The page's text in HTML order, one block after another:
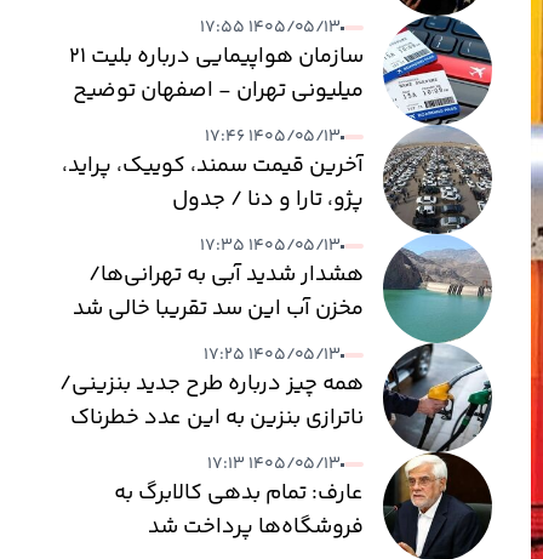
۱۴۰۵/۰۵/۱۳ ۱۷:۵۵
سازمان هواپیمایی درباره بلیت ۲۱
میلیونی تهران - اصفهان توضیح
داد۱۴۰۵/۰۵/۱۳ ۱۷:۴۶
آخرین قیمت سمند، کوییک، پراید،
پژو، تارا و دنا / جدول
۱۴۰۵/۰۵/۱۳ ۱۷:۳۵
هشدار شدید آبی به تهرانی‌ها/
مخزن آب این سد تقریبا خالی شد
۱۴۰۵/۰۵/۱۳ ۱۷:۲۵
همه چیز درباره طرح جدید بنزینی/
ناترازی بنزین به این عدد خطرناک
می‌رسد
۱۴۰۵/۰۵/۱۳ ۱۷:۱۳
عارف: تمام بدهی کالابرگ به
فروشگاه‌ها پرداخت شد